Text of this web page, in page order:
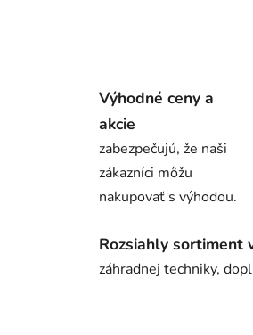
Výhodné ceny a
akcie
zabezpečujú, že naši
zákazníci môžu
nakupovať s výhodou.
Rozsiahly sortiment
záhradnej techniky,